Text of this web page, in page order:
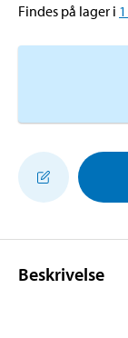
Findes på lager i 1
Beskrivelse